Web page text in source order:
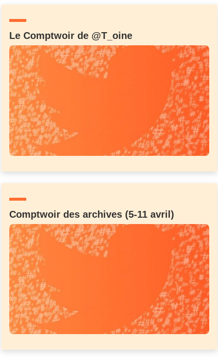
Le Comptwoir de @T_oine
Comptwoir des archives (5-11 avril)
C'EST PARTI